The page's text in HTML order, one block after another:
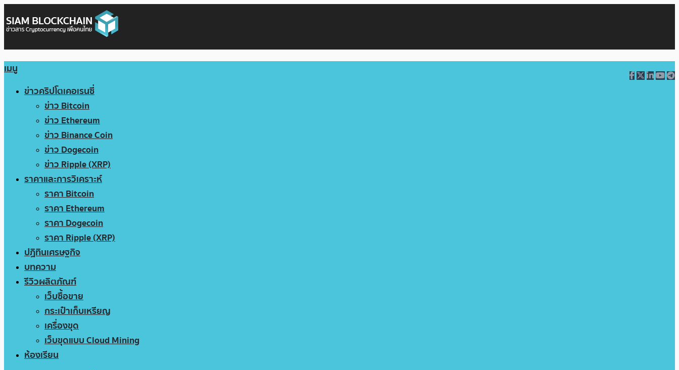
เมนู
ข่าวคริปโตเคอเรนซี่
ข่าว Bitcoin
ข่าว Ethereum
ข่าว Binance Coin
ข่าว Dogecoin
ข่าว Ripple (XRP)
ราคาและการวิเคราะห์
ราคา Bitcoin
ราคา Ethereum
ราคา Dogecoin
ราคา Ripple (XRP)
ปฏิทินเศรษฐกิจ
บทความ
รีวิวผลิตภัณฑ์
เว็บซื้อขาย
กระเป๋าเก็บเหรียญ
เครื่องขุด
เว็บขุดแบบ Cloud Mining
ห้องเรียน